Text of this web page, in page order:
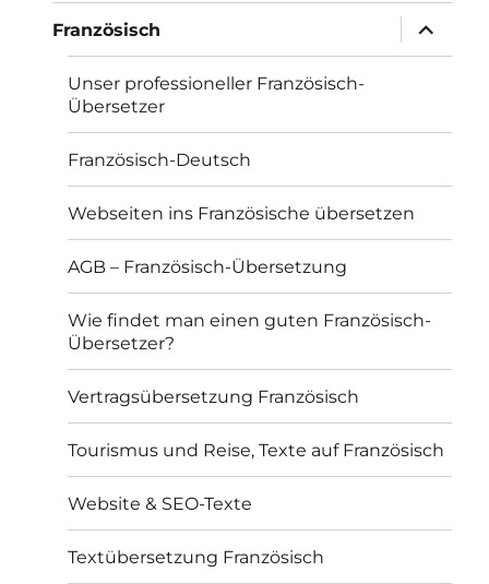
Französisch
öffnen
Unser professioneller Französisch-
Übersetzer
Französisch-Deutsch
Webseiten ins Französische übersetzen
AGB – Französisch-Übersetzung
Wie findet man einen guten Französisch-
Übersetzer?
Vertragsübersetzung Französisch
Tourismus und Reise, Texte auf Französisch
Website & SEO-Texte
Textübersetzung Französisch